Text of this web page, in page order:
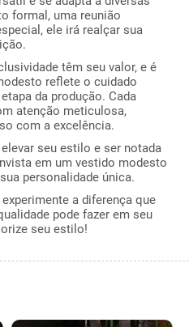
formal, uma reunião
ele irá realçar sua
têm seu valor, e é
reflete o cuidado
da produção. Cada
atenção meticulosa,
com a excelência.
seu estilo e ser notada
em um vestido modesto
personalidade única.
a diferença que
pode fazer em seu
seu estilo!